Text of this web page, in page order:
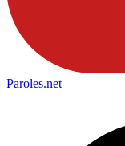
Paroles.net